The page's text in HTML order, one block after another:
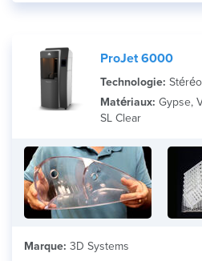
ProJet 6000
Technologie:
Matériaux: Gypse,
SL Clear
Marque: 3D Systems